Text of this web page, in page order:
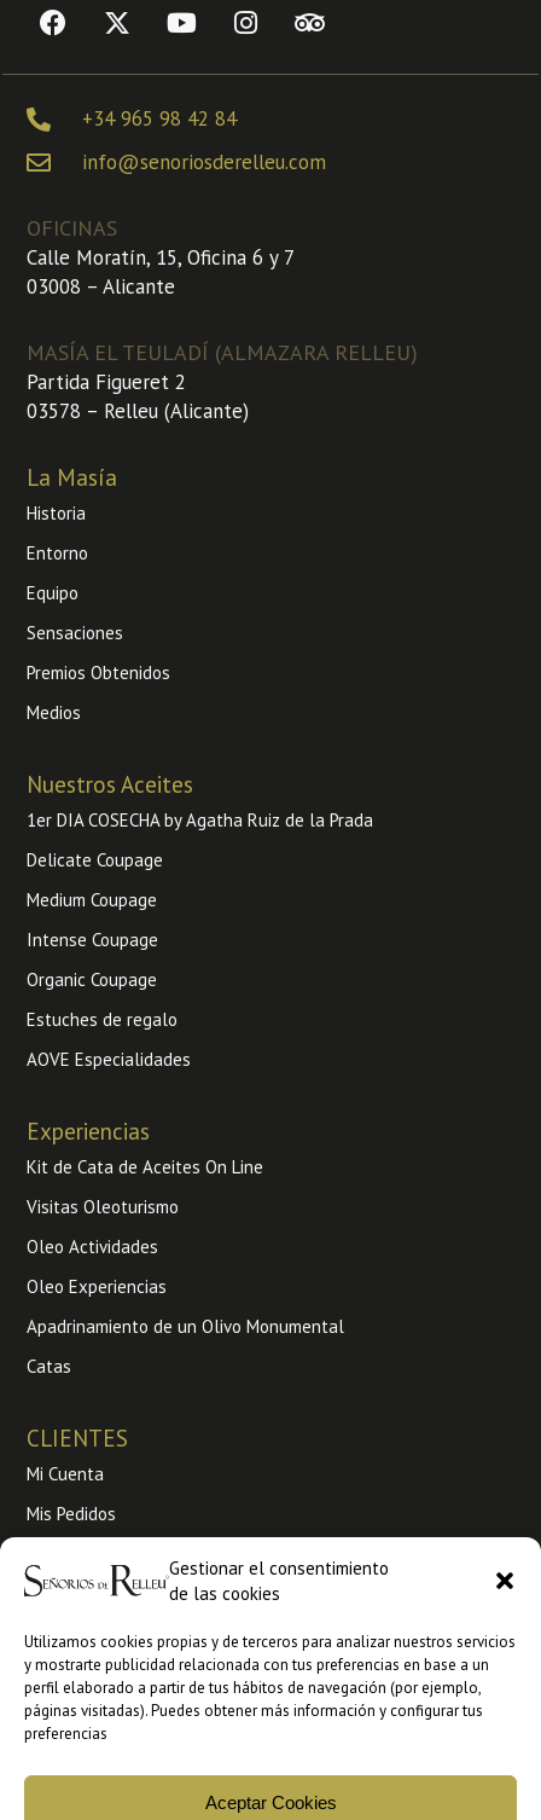
Gestionar el consentimiento
de las cookies
Utilizamos cookies propias y de terceros para analizar nuestros servicios
y mostrarte publicidad relacionada con tus preferencias en base a un
perfil elaborado a partir de tus hábitos de navegación (por ejemplo,
páginas visitadas). Puedes obtener más información y configurar tus
preferencias
Aceptar Cookies
+34 965 98 42 84
info@senoriosderelleu.com
OFICINAS
Calle Moratín, 15, Oficina 6 y 7
03008 – Alicante
MASÍA EL TEULADÍ (ALMAZARA RELLEU)
Partida Figueret 2
03578 – Relleu (Alicante)
La Masía
Historia
Entorno
Equipo
Sensaciones
Premios Obtenidos
Medios
Nuestros Aceites
1er DIA COSECHA by Agatha Ruiz de la Prada
Delicate Coupage
Medium Coupage
Intense Coupage
Organic Coupage
Estuches de regalo
AOVE Especialidades
Experiencias
Kit de Cata de Aceites On Line
Visitas Oleoturismo
Oleo Actividades
Oleo Experiencias
Apadrinamiento de un Olivo Monumental
Catas
CLIENTES
Mi Cuenta
Mis Pedidos
Condiciones de venta
Venta a profesionales
Ankorestore
Faire